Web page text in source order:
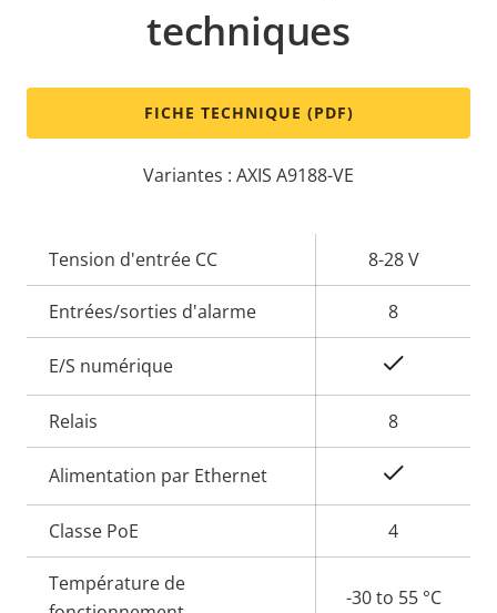
techniques
FICHE TECHNIQUE (PDF)
Variantes : AXIS A9188-VE
Description
de la
propriété
Valeur de
la
propriété
Tension d'entrée CC 8-28 V
Entrées/sorties d'alarme 8
E/S numérique
Relais 8
Alimentation par Ethernet
Classe PoE 4
Température de
-30 to 55 °C